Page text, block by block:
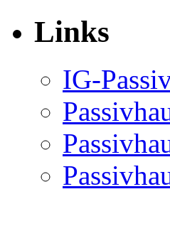
Links
IG-